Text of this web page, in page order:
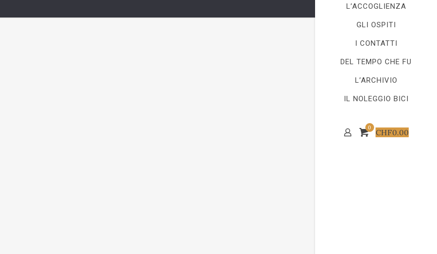
L’ACCOGLIENZA
GLI OSPITI
I CONTATTI
DEL TEMPO CHE FU
L’ARCHIVIO
IL NOLEGGIO BICI
0 CHF0.00